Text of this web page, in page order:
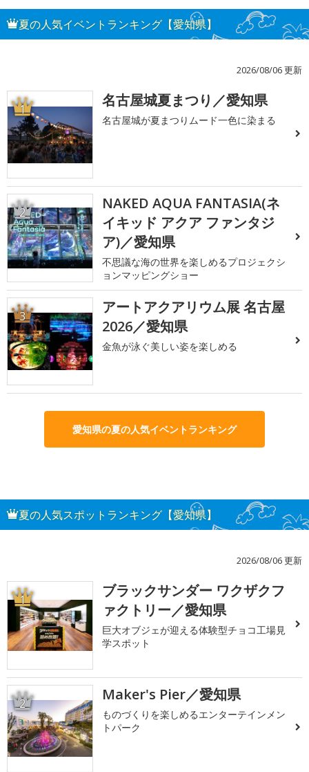
夏の人気イベントランキング【愛知県】
2026/08/06 更新
1 名古屋城夏まつり／愛知県
名古屋城が夏まつりムード一色に染まる
2
NAKED AQUA FANTASIA(ネ
イキッド アクア ファンタジ
ア)／愛知県
不思議な海の世界を楽しめるプロジェクシ
ョンマッピングショー
3
アートアクアリウム展 名古屋
2026／愛知県
金魚が泳ぐ美しい姿を楽しめる
愛知県の夏の人気イベントランキング
夏の人気スポットランキング【愛知県】
2026/08/06 更新
1
ブラックサンダー ワクザクフ
ァクトリー／愛知県
巨大オブジェが迎える体験型チョコ工場見
学スポット
2 Maker's Pier／愛知県
ものづくりを楽しめるエンターテインメン
トパーク